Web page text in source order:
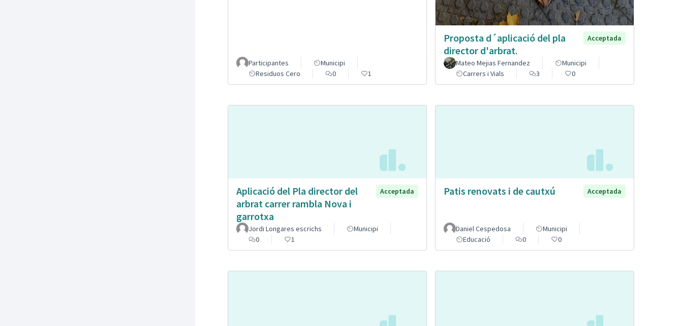
Participantes
Municipi
Residuos Cero
0 1
Proposta d´aplicació del pla
director d'arbrat.
Acceptada
Mateo Mejias Fernandez
Municipi
Carrers i Vials
3 0
Aplicació del Pla director del
arbrat carrer rambla Nova i
garrotxa
Acceptada
Jordi Longares escrichs
Municipi
0
1
Patis renovats i de cautxú Acceptada
Daniel Cespedosa
Municipi
Educació
0 0